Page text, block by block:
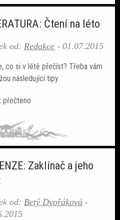
Čtení na léto
od: Redakce -01.07.2015
co si v létě přečíst? Třeba vám
následující tipy.
přečteno
Zaklínač a jeho
od:Betý Dvořáková -